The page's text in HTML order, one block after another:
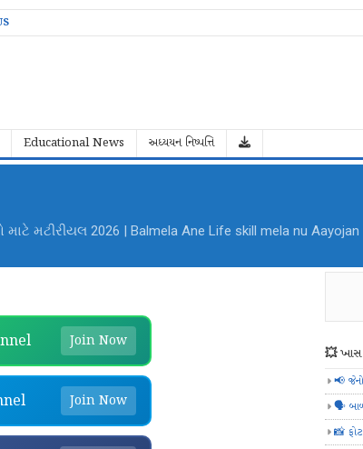
Educational News અધ્યયન નિષ્પત્તિ
File PDF Download
Join Now
Join Now
💥 ખાસ
📢
🗣️
📸